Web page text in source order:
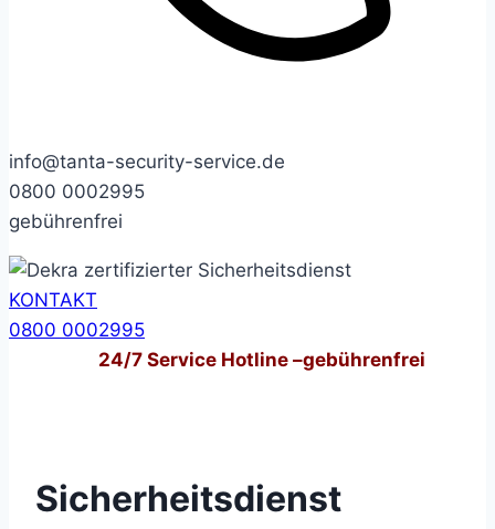
info@tanta-security-service.de
0800 0002995
gebührenfrei
KONTAKT
0800 0002995
24/7Service Hotline –gebührenfrei
Sicherheitsdienst